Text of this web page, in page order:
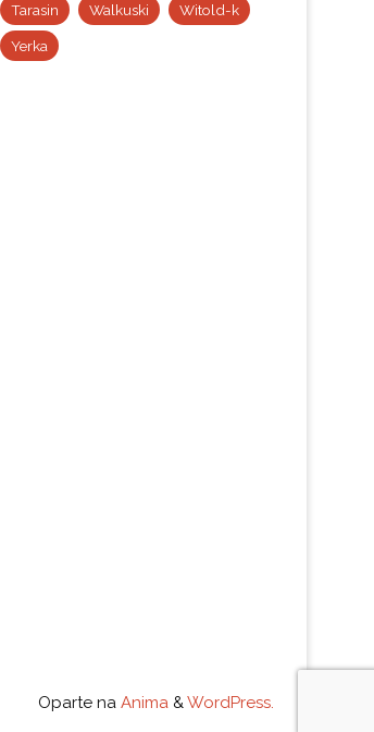
Tarasin Walkuski Witold-k
Yerka
Oparte na Anima & WordPress.